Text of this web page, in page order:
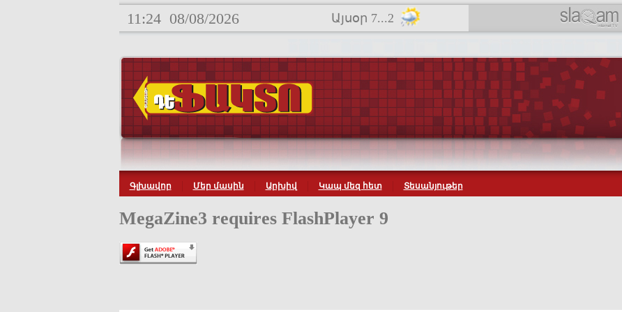
11:24 08/08/2026 Այսօր 7...2
Գլխավոր Մեր մասին Արխիվ Կապ մեզ հետ Տեսանյութեր
MegaZine3 requires FlashPlayer 9